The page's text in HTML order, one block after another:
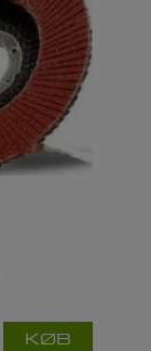
KØB